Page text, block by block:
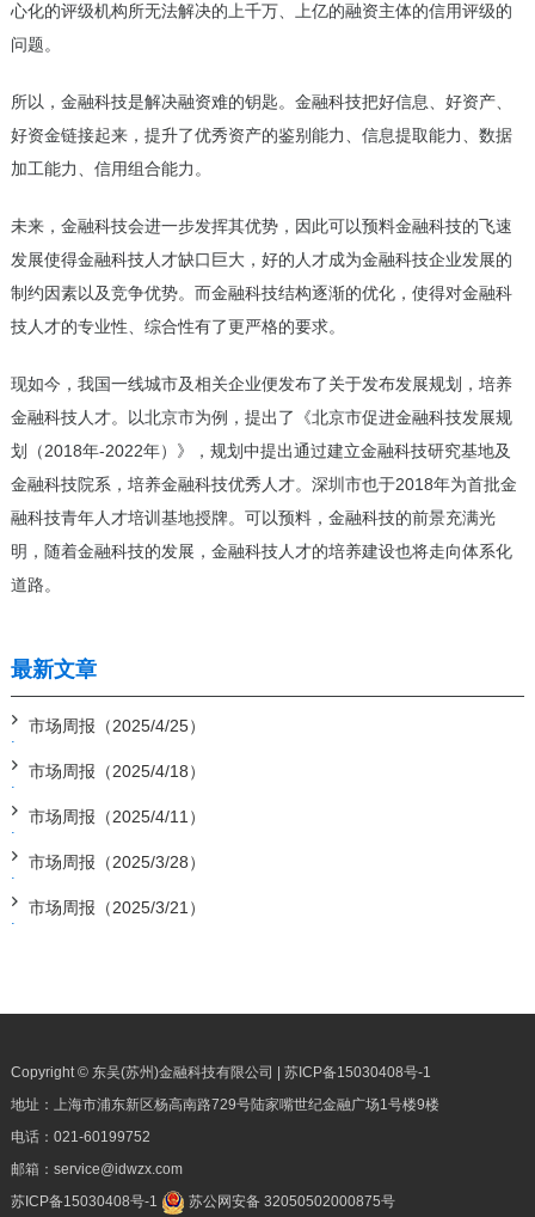
心化的评级机构所无法解决的上千万、上亿的融资主体的信用评级的
问题。
所以，金融科技是解决融资难的钥匙。金融科技把好信息、好资产、
好资金链接起来，提升了优秀资产的鉴别能力、信息提取能力、数据
加工能力、信用组合能力。
未来，金融科技会进一步发挥其优势，因此可以预料金融科技的飞速
发展使得金融科技人才缺口巨大，好的人才成为金融科技企业发展的
制约因素以及竞争优势。而金融科技结构逐渐的优化，使得对金融科
技人才的专业性、综合性有了更严格的要求。
现如今，我国一线城市及相关企业便发布了关于发布发展规划，培养
金融科技人才。以北京市为例，提出了《北京市促进金融科技发展规
划（2018年-2022年）》，规划中提出通过建立金融科技研究基地及
金融科技院系，培养金融科技优秀人才。深圳市也于2018年为首批金
融科技青年人才培训基地授牌。可以预料，金融科技的前景充满光
明，随着金融科技的发展，金融科技人才的培养建设也将走向体系化
道路。
最新文章
市场周报（2025/4/25）
市场周报（2025/4/18）
市场周报（2025/4/11）
市场周报（2025/3/28）
市场周报（2025/3/21）
Copyright © 东吴(苏州)金融科技有限公司 | 苏ICP备15030408号-1
地址：上海市浦东新区杨高南路729号陆家嘴世纪金融广场1号楼9楼
电话： 021-60199752
邮箱： service@idwzx.com
苏ICP备15030408号-1
苏公网安备 32050502000875号